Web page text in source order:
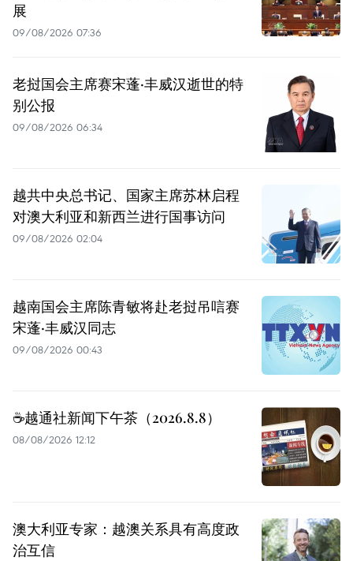
展
09/08/2026 07:36
老挝国会主席赛宋蓬·丰威汉逝世的特
别公报
09/08/2026 06:34
越共中央总书记、国家主席苏林启程
对澳大利亚和新西兰进行国事访问
09/08/2026 02:04
越南国会主席陈青敏将赴老挝吊唁赛
宋蓬·丰威汉同志
09/08/2026 00:43
☕️越通社新闻下午茶（2026.8.8）
08/08/2026 12:12
澳大利亚专家：越澳关系具有高度政
治互信